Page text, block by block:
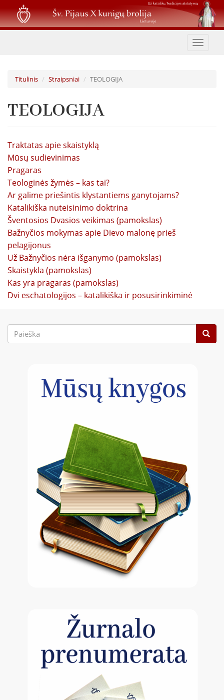
Pereiti
į
pagrindinį
Toggle
Titulinis Straipsniai TEOLOGIJA
TEOLOGIJA
Traktatas apie skaistyklą
Mūsų sudievinimas
Pragaras
Teologinės žymės – kas tai?
Ar galime priešintis klystantiems ganytojams?
Katalikiška nuteisinimo doktrina
Šventosios Dvasios veikimas (pamokslas)
Bažnyčios mokymas apie Dievo malonę prieš
pelagijonus
Už Bažnyčios nėra išganymo (pamokslas)
Skaistykla (pamokslas)
Kas yra pragaras (pamokslas)
Dvi eschatologijos – katalikiška ir posusirinkiminė
Paieškos